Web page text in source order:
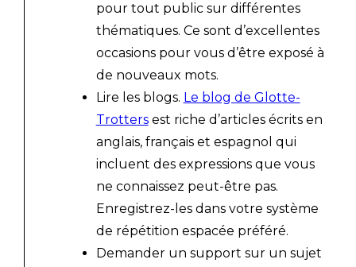
pour tout public sur différentes
thématiques. Ce sont d’excellentes
occasions pour vous d’être exposé à
de nouveaux mots.
Lire les blogs. Le blog de Glotte-
Trottersest riche d’articles écrits en
anglais, français et espagnol qui
incluent des expressions que vous
ne connaissez peut-être pas.
Enregistrez-les dans votre système
de répétition espacée préféré.
Demander un support sur un sujet